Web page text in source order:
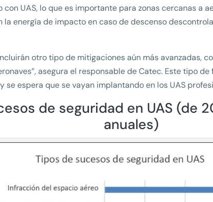
con UAS, lo que es importante para zonas cercanas a
la energía de impacto en caso de descenso
otro tipo de mitigaciones aún más avanzadas,
asegura el responsable de Catec. Este tipo
se espera que se vayan implantando en los UAS
de seguridad en UAS (de
anuales)